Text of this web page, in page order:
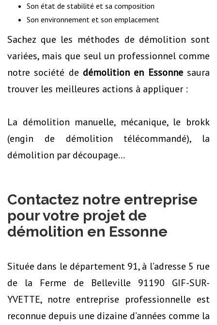
Son état de stabilité et sa composition
Son environnement et son emplacement
Sachez que les méthodes de démolition sont
variées, mais que seul un professionnel comme
notre société de démolition en Essonnesaura
trouver les meilleures actions à appliquer :
La démolition manuelle, mécanique, le brokk
(engin de démolition télécommandé), la
démolition par découpage...
Contactez notre entreprise
pour votre projet de
démolition en Essonne
Située dans le département 91, à l’adresse 5 rue
de la Ferme de Belleville 91190 GIF-SUR-
YVETTE, notre entreprise professionnelle est
reconnue depuis une dizaine d’années comme la